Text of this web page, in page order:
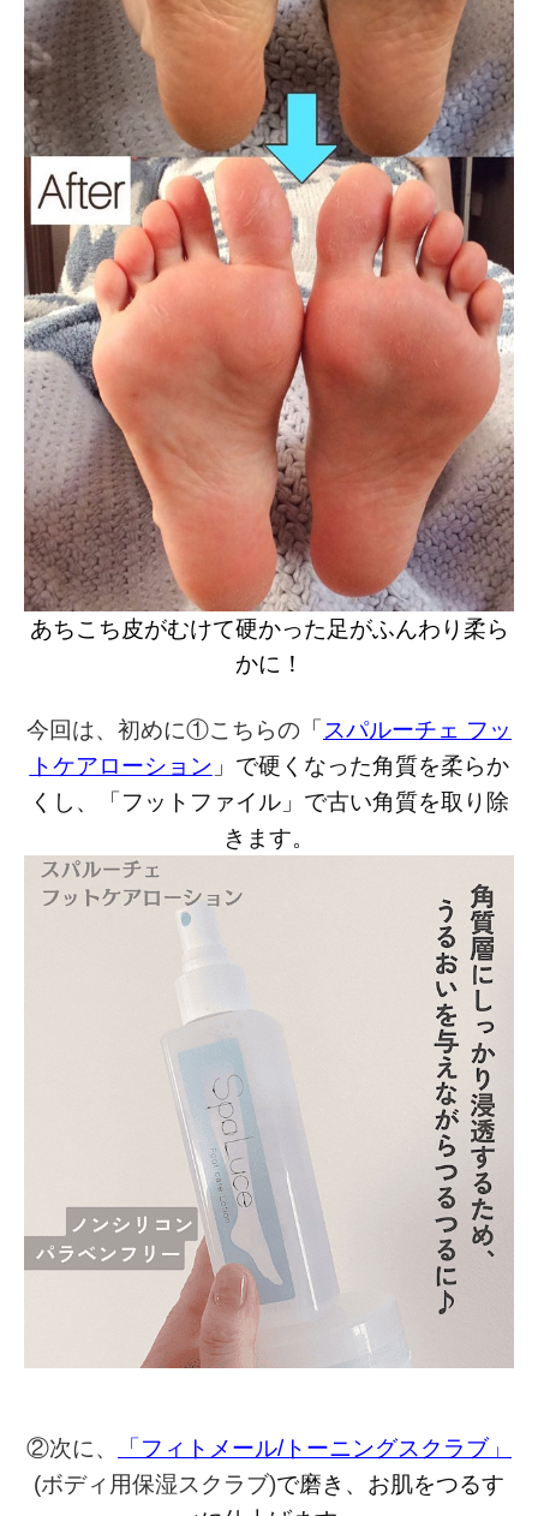
あちこち皮がむけて硬かった足がふんわり柔ら
かに！
今回は、初めに①こちらの 「 スパルーチェ フッ
トケアローション 」で硬くなった角質を柔らか
くし、
「フットファイル」で古い角質を取り除
きます。
②次に、 「 フィトメール/トーニングスクラブ 」
(ボディ用保湿スクラブ)で磨き、お肌をつるす